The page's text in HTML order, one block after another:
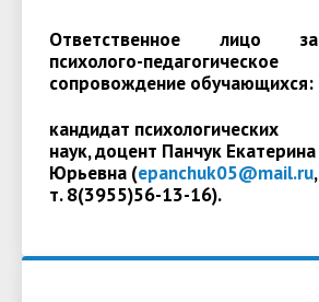
Ответственное лицо за
психолого-педагогическое
сопровождение обучающихся:
кандидат психологических
наук, доцент Панчук Екатерина
Юрьевна (epanchuk05@mail.ru,
т. 8(3955)56-13-16).